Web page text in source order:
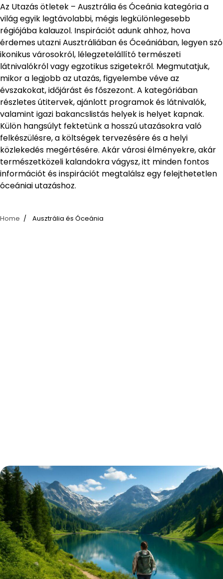
Az Utazás ötletek – Ausztrália és Óceánia kategória a
világ egyik legtávolabbi, mégis legkülönlegesebb
régiójába kalauzol. Inspirációt adunk ahhoz, hova
érdemes utazni Ausztráliában és Óceániában, legyen szó
ikonikus városokról, lélegzetelállító természeti
látnivalókról vagy egzotikus szigetekről. Megmutatjuk,
mikor a legjobb az utazás, figyelembe véve az
évszakokat, időjárást és főszezont. A kategóriában
részletes útitervek, ajánlott programok és látnivalók,
valamint igazi bakancslistás helyek is helyet kapnak.
Külön hangsúlyt fektetünk a hosszú utazásokra való
felkészülésre, a költségek tervezésére és a helyi
közlekedés megértésére. Akár városi élményekre, akár
természetközeli kalandokra vágysz, itt minden fontos
információt és inspirációt megtalálsz egy felejthetetlen
óceániai utazáshoz.
Home Ausztrália és Óceánia